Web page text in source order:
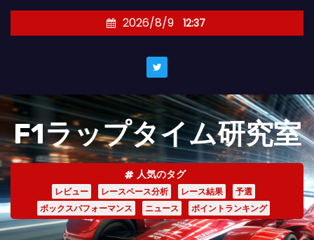
キ
ッ
プ
2026/8/9 12:37
F1ラップタイム研究室
人気のタグ
レビュー レースペース分析 レース結果
予選
ボックスパフォーマンス
ニュース ポイントランキング